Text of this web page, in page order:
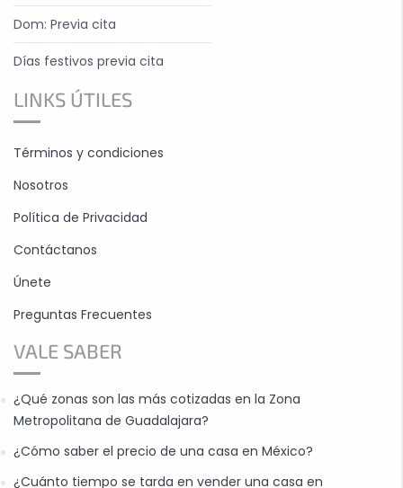
Dom: Previa cita
Días festivos previa cita
LINKS ÚTILES
Términos y condiciones
Nosotros
Política de Privacidad
Contáctanos
Únete
Preguntas Frecuentes
VALE SABER
¿Qué zonas son las más cotizadas en la Zona
Metropolitana de Guadalajara?
¿Cómo saber el precio de una casa en México?
¿Cuánto tiempo se tarda en vender una casa en